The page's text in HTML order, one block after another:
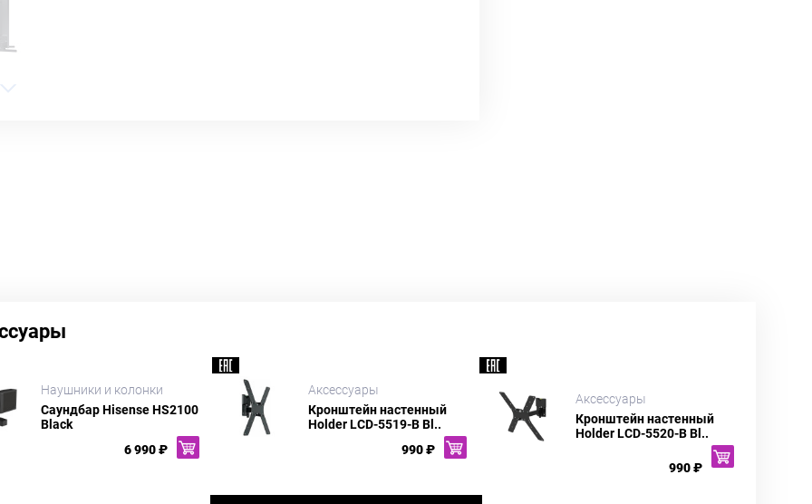
Наушники и колонки
Саундбар Hisense HS2100
Black
6 990 ₽
Аксессуары
Кронштейн настенный
Holder LCD-5519-B Bl..
990 ₽
Аксессуары
Кронштейн настенный
Holder LCD-5520-B Bl..
990 ₽